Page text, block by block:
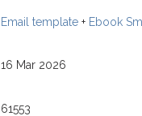
Email template + Ebook
16 Mar 2026
61553